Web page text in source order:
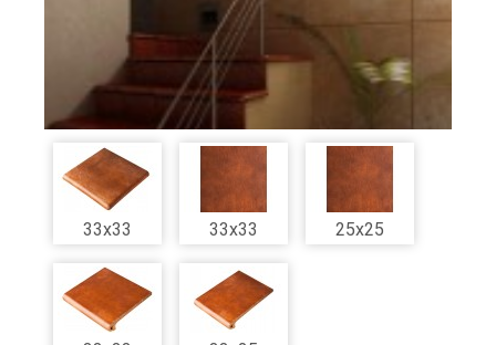
33x33 33x33 25x25